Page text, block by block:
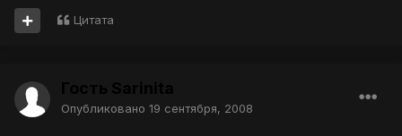
Цитата
Опубликовано 19 сентября, 2008